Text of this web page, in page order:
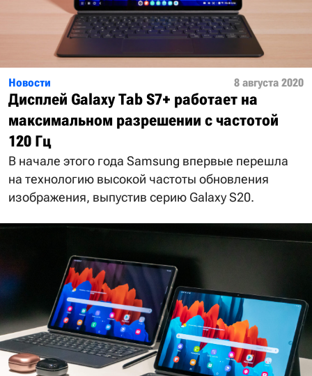
Новости 8 августа 2020
Дисплей Galaxy Tab S7+ работает на
максимальном разрешении с частотой
120 Гц
В начале этого года Samsung впервые перешла
на технологию высокой частоты обновления
изображения, выпустив серию Galaxy S20.